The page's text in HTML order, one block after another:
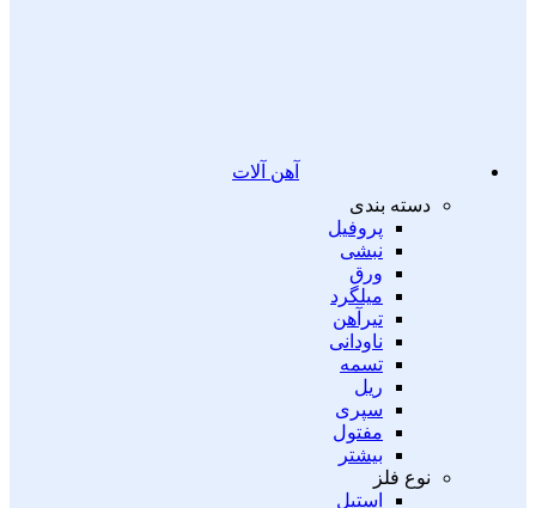
آهن آلات
دسته بندی
پروفیل
نبشی
ورق
میلگرد
تیرآهن
ناودانی
تسمه
ریل
سپری
مفتول
بیشتر
نوع فلز
استیل